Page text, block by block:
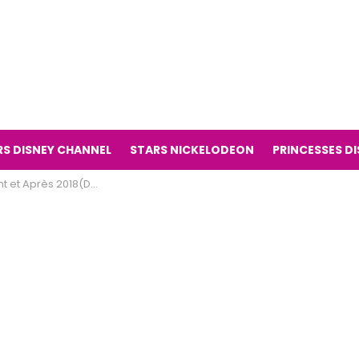
DISNEY CHANNEL STARS NICKELODEON PRINCESSES
3, 2, 1 le film)